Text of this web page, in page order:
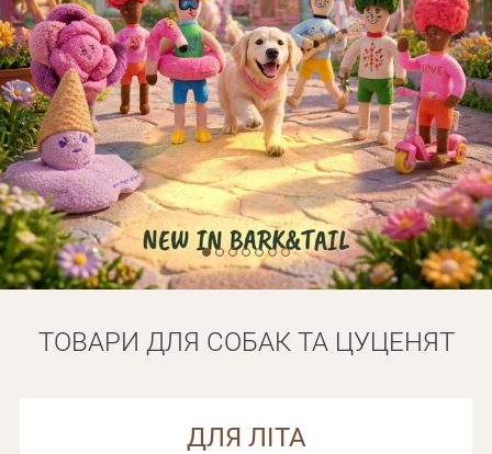
ДЛЯ КОТІВ
Оплата і доставка
Програма лояльності
Про Нас
Оптовим клієнтам
Контакти
+380 (95) 095-00-05
ТОВАРИ ДЛЯ СОБАК ТА ЦУЦЕНЯТ
ДЛЯ ЛІТА